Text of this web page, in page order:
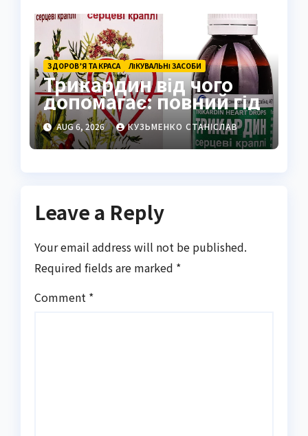
ЗДОРОВ’Я ТА КРАСА ЛІКУВАЛЬНІ ЗАСОБИ
Трикардин від чого
допомагає: повний гід
AUG 6, 2026 КУЗЬМЕНКО СТАНІСЛАВ
Leave a Reply
Your email address will not be published.
Required fields are marked *
Comment *